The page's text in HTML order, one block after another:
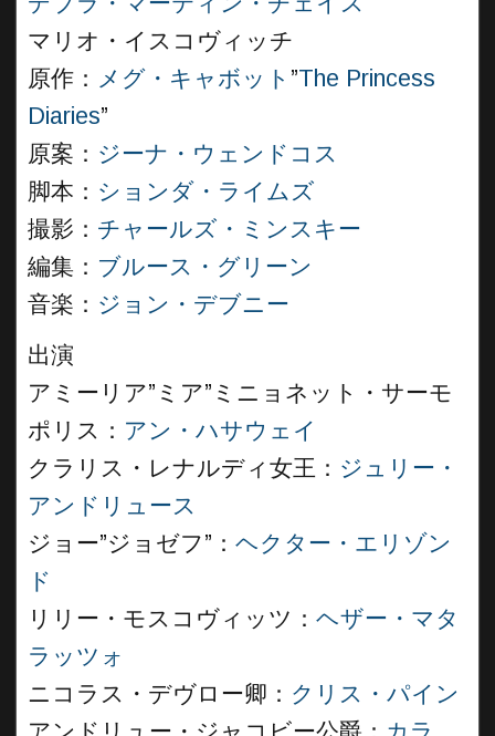
マリオ・イスコヴィッチ
原作： メグ・キャボット ”The Princess
Diaries”
原案： ジーナ・ウェンドコス
脚本： ションダ・ライムズ
撮影： チャールズ・ミンスキー
編集： ブルース・グリーン
音楽： ジョン・デブニー
出演
アミーリア”ミア”ミニョネット・サーモ
ポリス： アン・ハサウェイ
クラリス・レナルディ女王： ジュリー・
アンドリュース
ジョー”ジョゼフ”： ヘクター・エリゾン
ド
リリー・モスコヴィッツ： ヘザー・マタ
ラッツォ
ニコラス・デヴロー卿： クリス・パイン